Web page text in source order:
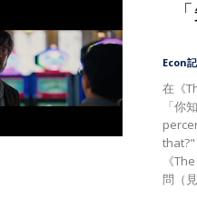
Econ
在《
「你
that?"
《
問（